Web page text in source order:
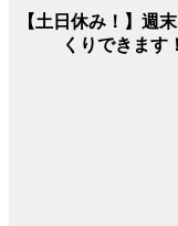
【土日休み！】週
くりできます！